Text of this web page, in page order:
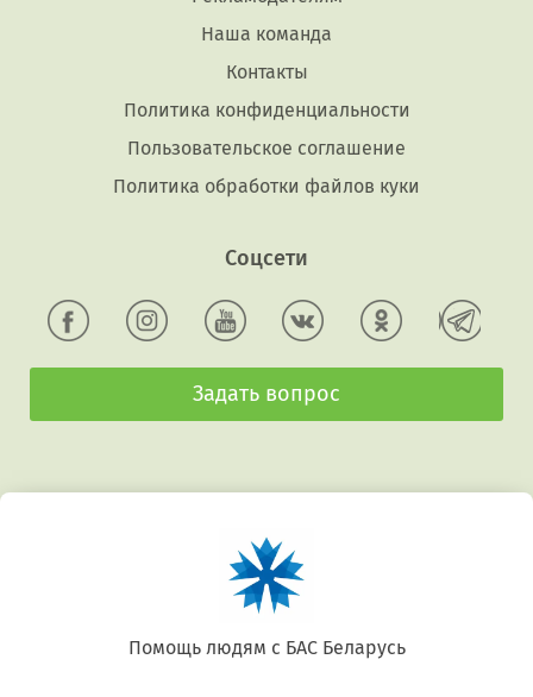
Наша команда
Контакты
Политика конфиденциальности
Пользовательское соглашение
Политика обработки файлов куки
Соцсети
Задать вопрос
Беларусь. Gluten free